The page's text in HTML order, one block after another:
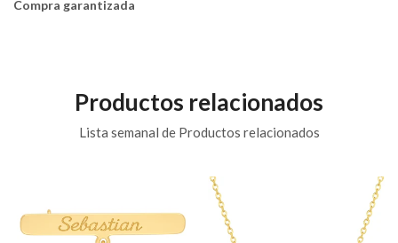
Compra garantizada
Productos relacionados
Lista semanal de Productos relacionados